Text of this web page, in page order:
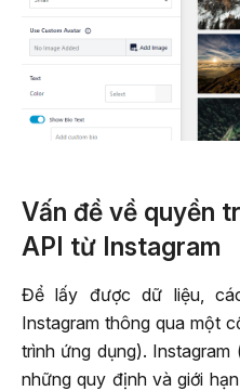
Vấn đề về quyền
API từ Instagram
Để lấy được dữ liệu,
Instagram thông qua một
trình ứng dụng).
những quy định và giới